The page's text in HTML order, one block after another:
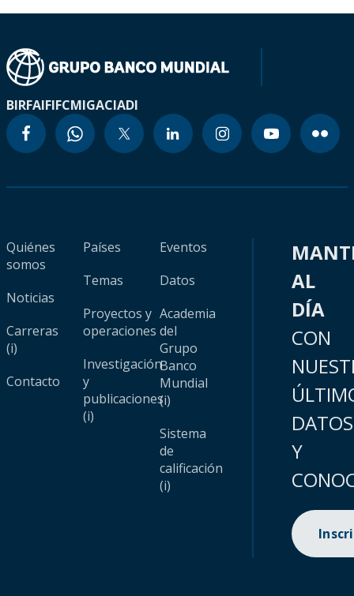
BIRFAIFIFCMIGACIADI
Quiénes
somos
Noticias
Carreras
(i)
Contacto
Países
Temas
Proyectos y
operaciones
Investigación
y
publicaciones
(i)
Eventos
Datos
Academia
del
Grupo
Banco
Mundial
(i)
Sistema
de
calificación
(i)
AL
DÍA
CON
DATOS
Y